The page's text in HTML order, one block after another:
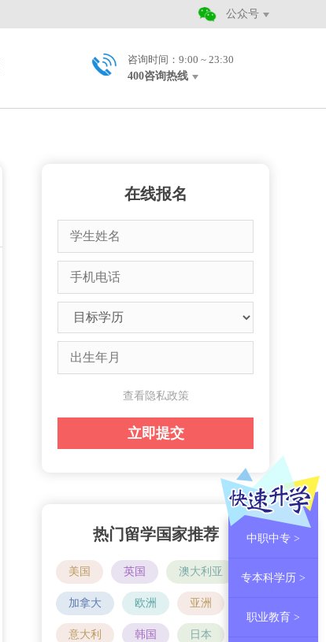
公众号
咨询时间：9:00 ~ 23:30
400咨询热线
在线报名
查看隐私政策
热门留学国家推荐
美国 英国 澳大利亚
加拿大 欧洲 亚洲
意大利 韩国 日本
中职中专 >
专本科学历 >
职业教育 >